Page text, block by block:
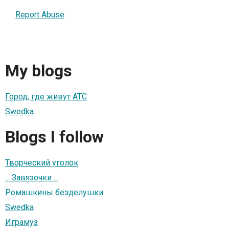
Report Abuse
My blogs
Город, где живут АТС
Swedka
Blogs I follow
Творческий уголок
... Завязочки ...
Ромашкины безделушки
Swedka
Играмуз